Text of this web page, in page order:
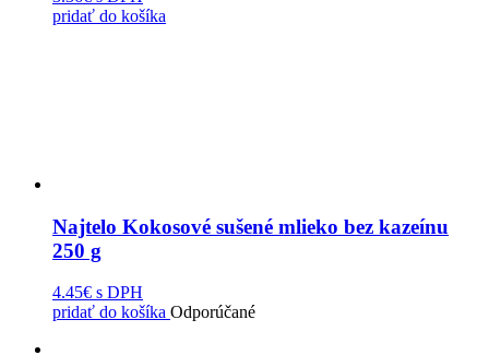
pridať do košíka
Najtelo Kokosové sušené mlieko bez kazeínu
250 g
4.45€ s DPH
pridať do košíka Odporúčané